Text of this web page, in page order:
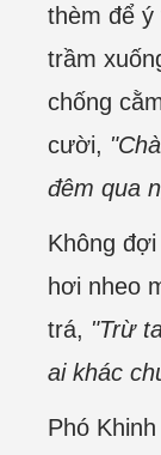
thèm để ý
trầm
chống
cười,
đêm qua
Không
hơi nheo
trá, "Trừ
ai khác
Phó